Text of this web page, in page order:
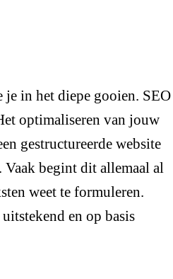
in het diepe gooien. SEO
optimaliseren van jouw
gestructureerde website
Vaak begint dit allemaal al
weet te formuleren.
en op basis